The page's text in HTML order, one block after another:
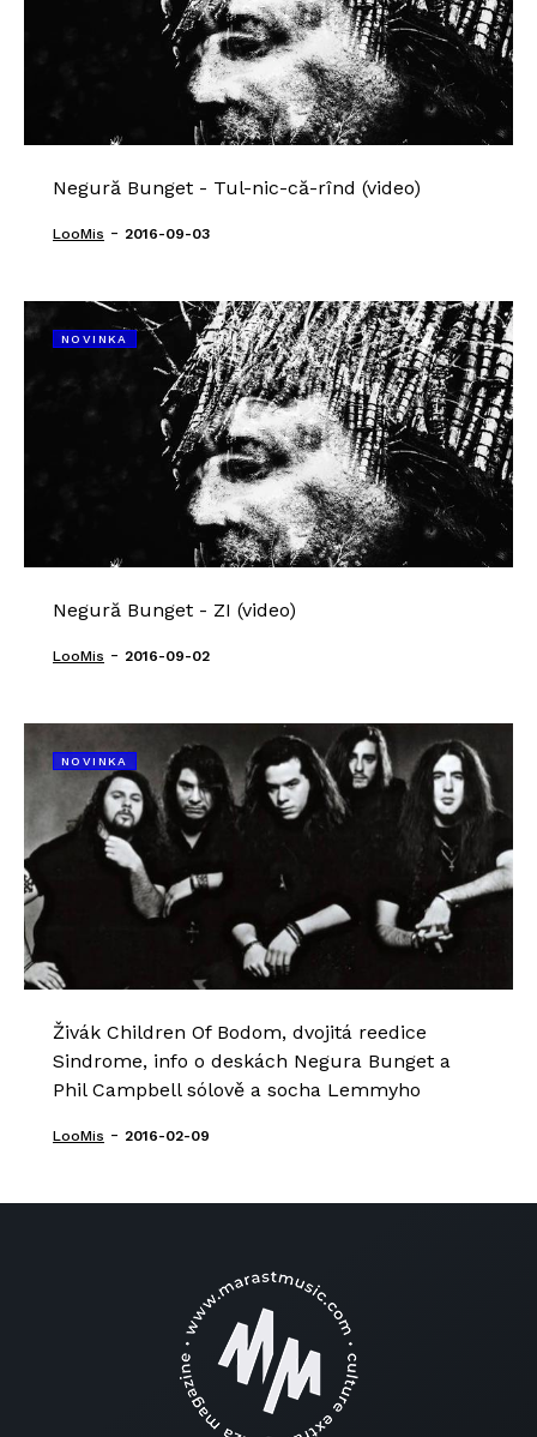
Negură Bunget - Tul-nic-că-rînd (video)
LooMis - 2016-09-03
NOVINKA
Negură Bunget - ZI (video)
LooMis - 2016-09-02
NOVINKA
Živák Children Of Bodom, dvojitá reedice
Sindrome, info o deskách Negura Bunget a
Phil Campbell sólově a socha Lemmyho
LooMis - 2016-02-09